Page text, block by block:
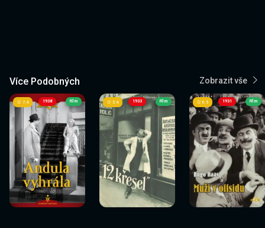
Více Podobných Zobrazit vše
1938
Sledovat
nyní
7.4 Film
Sledovat
nyní
1933
Sledovat
nyní
5.4 Film
Sledovat
nyní
1931
Sledovat
nyní
6.5 Film
Sledovat